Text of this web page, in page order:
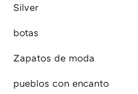
Silver
botas
Zapatos de moda
pueblos con encanto